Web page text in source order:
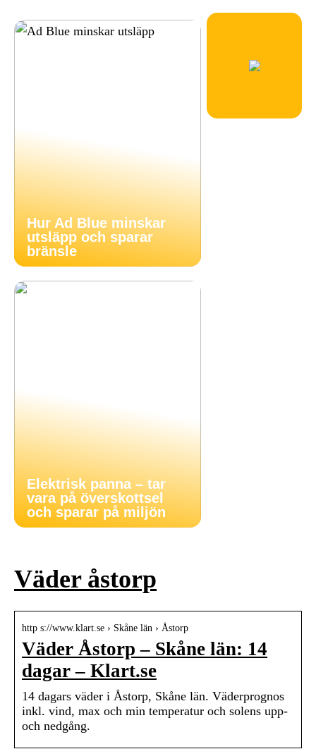
Hur Ad Blue minskar
utsläpp och sparar
bränsle
Elektrisk panna – tar
vara på överskottsel
och sparar på miljön
Väder åstorp
http s://www.klart.se › Skåne län › Åstorp
Väder Åstorp – Skåne län: 14
dagar – Klart.se
14 dagars väder i Åstorp, Skåne län. Väderprognos
inkl. vind, max och min temperatur och solens upp-
och nedgång.